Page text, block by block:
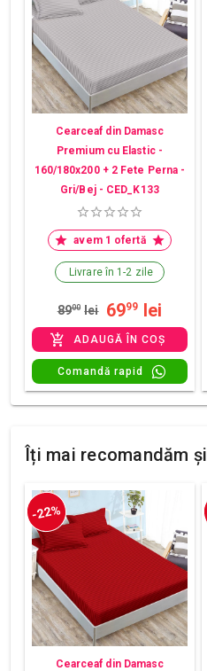
Cearceaf din Damasc
Premium cu Elastic -
160/180x200 + 2 Fete Perna -
Gri/Bej - CED_K133
avem 1 ofertă
Livrare în 1-2 zile
8900 lei 6999 lei
ADAUGĂ ÎN COȘ
Comandă rapid
Îți mai recomandăm și
-22%
Cearceaf din Damasc